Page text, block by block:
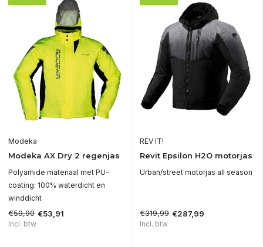
Modeka
Modeka AX Dry 2 regenjas
Polyamide materiaal met PU-
coating: 100% waterdicht en
winddicht
€59,90 €53,91
Incl. btw
REV IT!
Revit Epsilon H2O motorjas
Urban/street motorjas all season
€319,99 €287,99
Incl. btw